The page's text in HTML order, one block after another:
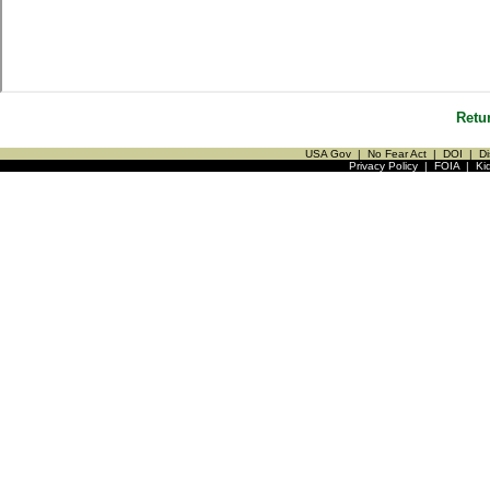
USA Gov | No Fear Act | DOI |
Privacy Policy| FOIA|